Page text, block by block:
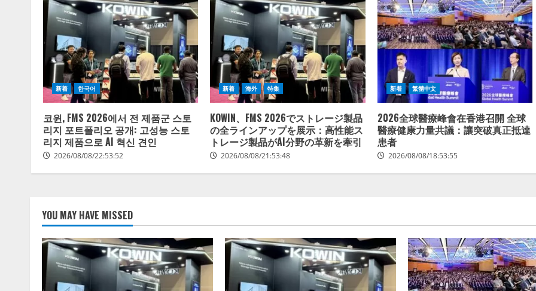
新着 한국어
코윈, FMS 2026에서 전 제품군 스토
리지 포트폴리오 공개: 고성능 스토
리지 제품으로 AI 혁신 견인
2026/08/08/22:53:52
新着 海外 特集
KOWIN、FMS 2026でストレージ製品
の全ラインアップを展示：高性能ス
トレージ製品がAI分野の革新を牽引
2026/08/08/21:53:48
新着 繁體中文
2026全球醫療峰會在香港召開 全球
醫療健康力量共議：讓突破真正抵達
患者
2026/08/08/18:53:55
YOU MAY HAVE MISSED